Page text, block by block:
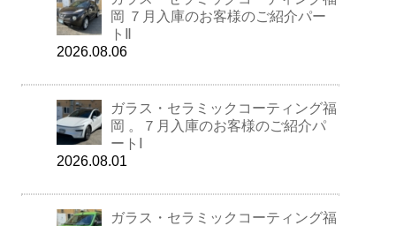
岡 ７月入庫のお客様のご紹介パー
トⅡ
2026.08.06
ガラス・セラミックコーティング福
岡 。７月入庫のお客様のご紹介パ
ートⅠ
2026.08.01
ガラス・セラミックコーティング福